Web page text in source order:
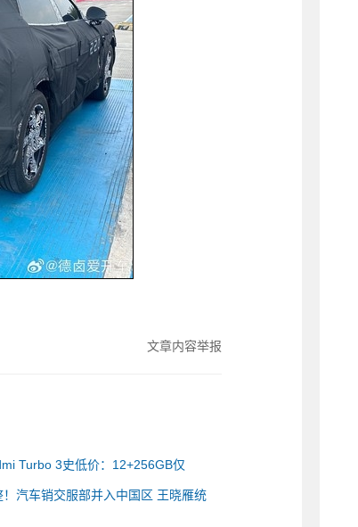
文章内容举报
Turbo 3史低价：12+256GB仅
汽车销交服部并入中国区 王晓雁统